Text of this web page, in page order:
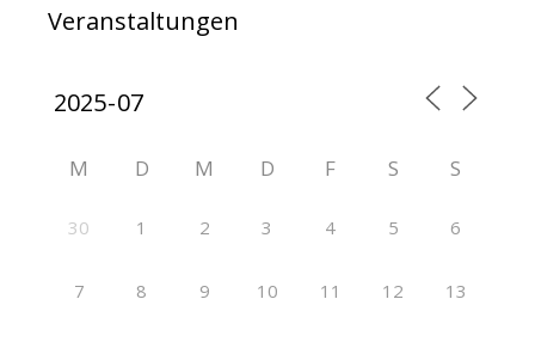
Veranstaltungen
M D M D F S S
30 1 2 3 4 5 6
7 8 9 10 11 12 13